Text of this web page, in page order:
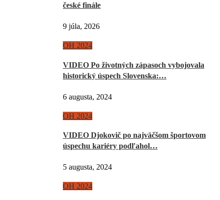
české finále
9 júla, 2026
OH 2024
VIDEO Po životných zápasoch vybojovala
historický úspech Slovenska:…
6 augusta, 2024
OH 2024
VIDEO Djokovič po najväčšom športovom
úspechu kariéry podľahol…
5 augusta, 2024
OH 2024